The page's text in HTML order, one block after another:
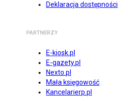
Deklaracja dostępności
PARTNERZY
E-kiosk.pl
E-gazety.pl
Nexto.pl
Mała księgowość
Kancelarierp.pl